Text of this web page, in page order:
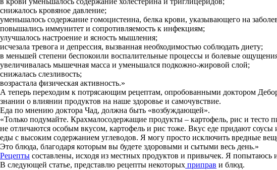
снижалось кровяное давление;
уменьшалось содержание гомоцистеина, белка крови, указывающего на
повышались иммунитет и сопротивляемость к инфекциям;
улучшалось настроение и ясность мышления;
исчезала тревога и депрессия, вызванная необходимостью соблюдать диету;
в меньшей степени беспокоили воспалительные процессы и болевые
увеличивалась мышечная масса и уменьшался подкожно-жировой слой;
снижалась слезливость;
возрастала физическая активность.»
А теперь переходим к потрясающим рецептам, опробованными доктором
знании о влиянии продуктов на наше здоровье и самочувствие.
Еда по мнению доктора Чад, должна быть «возбуждающей».
«Только подумайте. Крахмалосодержащие продукты – картофель, рис и
не отличаются особым вкусом, картофель и рис тоже. Вкус еде придают
еды с высоким содержанием углеводов. Я могу просто исключить вредные
Это блюда, благодаря которым вы будете здоровыми и сытыми весь день.»
Рецепты составлены, исходя из местных продуктов и привычек. Я попытаюсь
В следующей статье, представлю рецепты некоторых приправ и блюд.